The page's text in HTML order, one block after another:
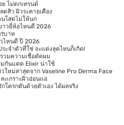
ย ไม่ตกเทรนด์
ดสิว ผิวระคายเคือง
นโสดไม่ให้นก
าวยี่ห้อไหนดี 2026
บาท
ไหนดี ปี 2026
ะจำตัวที่ใช่ จะแต่งลุคไหนก็เกิด!
วมความเชื่อตัดผม
กันแดด Elixir น่าใช้
วใหม่ล่าสุดจาก Vaseline Pro Derma Face
เกราะผิวอ่อนแอ
โครกตันด้วยตัวเอง ได้ผลจริง